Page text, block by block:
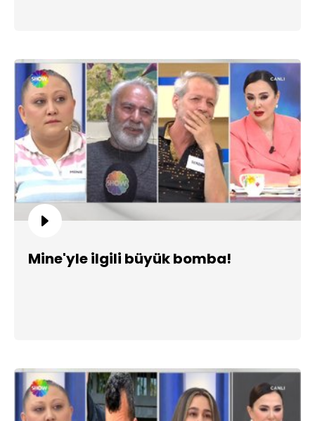
Mine'yle ilgili büyük bomba!